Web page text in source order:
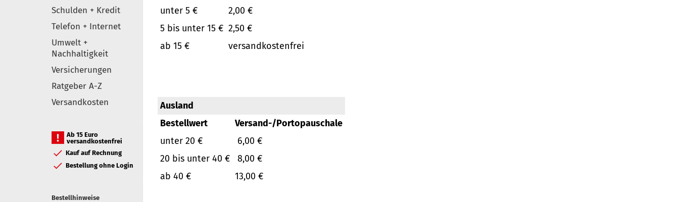
Schulden + Kredit
Telefon + Internet
Umwelt +
Nachhaltigkeit
Versicherungen
Ratgeber A-Z
Versandkosten
Ab 15 Euro
versandkostenfrei
Kauf auf Rechnung
Bestellung ohne Login
Bestellhinweise
unter 5 €
2,00 €
5 bis unter 15 € 2,50 €
ab 15 €
versandkostenfrei
Ausland
Bestellwert
Versand-/Portopauschale
unter 20 €
6,00 €
20 bis unter 40 €
8,00 €
ab 40 €
13,00 €